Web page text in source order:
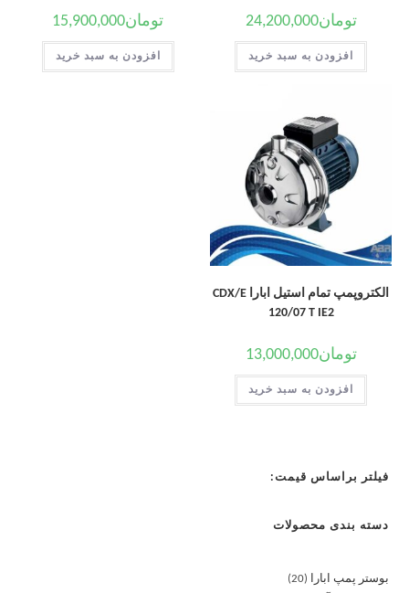
تومان24,200,000
افزودن به سبد خرید
تومان15,900,000
افزودن به سبد خرید
الکتروپمپ تمام استیل ابارا CDX/E
120/07 T IE2
تومان13,000,000
افزودن به سبد خرید
فیلتر براساس قیمت:
دسته بندی محصولات
بوستر پمپ ابارا
20